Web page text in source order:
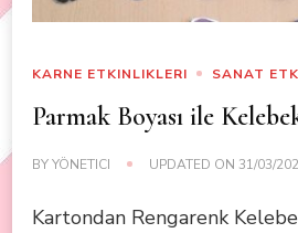
KARNE ETKINLIKLERI SANAT
Parmak Boyası ile
BYYÖNETICI UPDATED ON 31/03/
Kartondan Rengarenk